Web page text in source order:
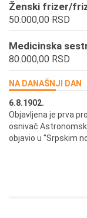
Ženski frizer/
50.000,00 RSD
Medicinska
80.000,00 RSD
NA DANAŠNJI DAN
6.8.1902.
Objavljena je prva
osnivač
objavio u "Srpskim